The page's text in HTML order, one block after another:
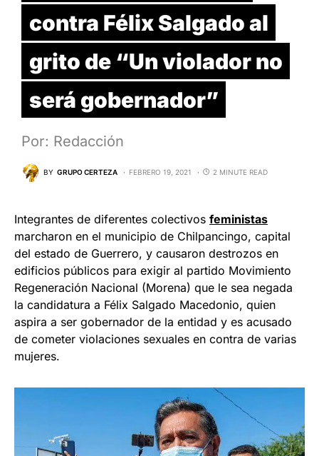
contra Félix Salgado al
grito de “Un violador no
será gobernador”
Por: Redacción
BY GRUPO CERTEZA FEBRERO 19, 2021 2 MINUTE READ
Integrantes de diferentes colectivos feministas
marcharon en el municipio de Chilpancingo, capital
del estado de Guerrero, y causaron destrozos en
edificios públicos para exigir al partido Movimiento
Regeneración Nacional (Morena) que le sea negada
la candidatura a Félix Salgado Macedonio, quien
aspira a ser gobernador de la entidad y es acusado
de cometer violaciones sexuales en contra de varias
mujeres.